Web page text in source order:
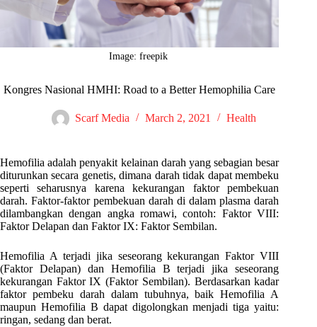
Image: freepik
Kongres Nasional HMHI: Road to a Better Hemophilia Care
Scarf Media March 2, 2021 Health
Hemofilia adalah penyakit kelainan darah yang sebagian besar
diturunkan secara genetis, dimana darah tidak dapat membeku
seperti seharusnya karena kekurangan faktor pembekuan
darah. Faktor-faktor pembekuan darah di dalam plasma darah
dilambangkan dengan angka romawi, contoh: Faktor VIII:
Faktor Delapan dan Faktor IX: Faktor Sembilan.
Hemofilia A terjadi jika seseorang kekurangan Faktor VIII
(Faktor Delapan) dan Hemofilia B terjadi jika seseorang
kekurangan Faktor IX (Faktor Sembilan). Berdasarkan kadar
faktor pembeku darah dalam tubuhnya, baik Hemofilia A
maupun Hemofilia B dapat digolongkan menjadi tiga yaitu:
ringan, sedang dan berat.